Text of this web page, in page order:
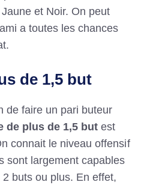
et Noir. On peut
a toutes les chances
de 1,5 but
de faire un pari buteur
de plus de 1,5 but est
connait le niveau offensif
sont largement capables
buts ou plus. En effet,